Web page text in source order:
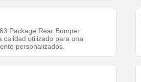
Package Rear Bumper
calidad utilizado para una
personalizados.